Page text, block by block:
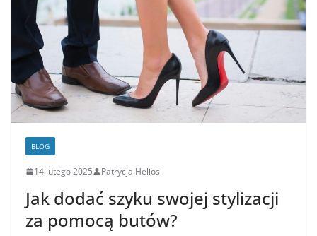
BLOG
14 lutego 2025 Patrycja Helios
Jak dodać szyku swojej stylizacji
za pomocą butów?